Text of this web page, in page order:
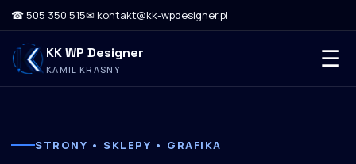
☎ 505 350 515✉ kontakt@kk-wpdesigner.pl
KK WP Designer
KAMIL KRASNY ☰
STRONY • SKLEPY • GRAFIKA